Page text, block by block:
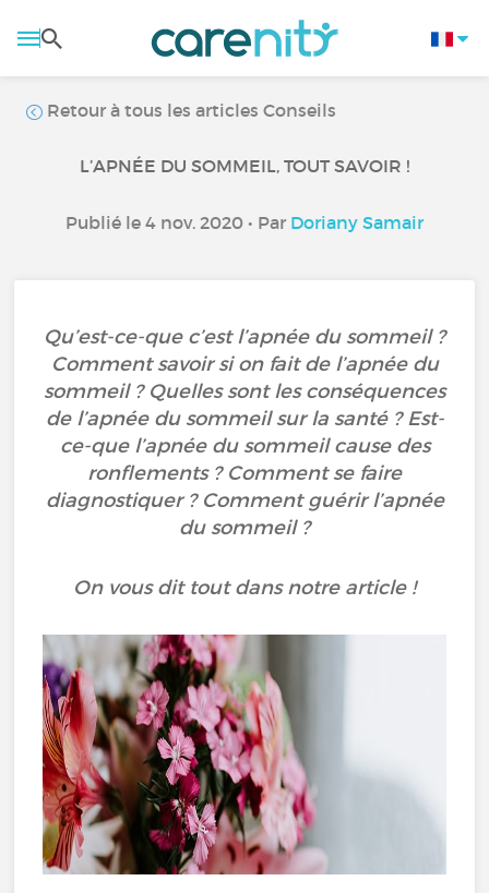
Retour à tous les articles Conseils
L’APNÉE DU SOMMEIL, TOUT SAVOIR !
Publié le 4 nov. 2020 • Par Doriany Samair
Qu’est-ce-que c’est l’apnée du sommeil ?
Comment savoir si on fait de l’apnée du
sommeil ? Quelles sont les conséquences
de l’apnée du sommeil sur la santé ? Est-
ce-que l’apnée du sommeil cause des
ronflements ? Comment se faire
diagnostiquer ? Comment guérir l’apnée
du sommeil ?
On vous dit tout dans notre article !